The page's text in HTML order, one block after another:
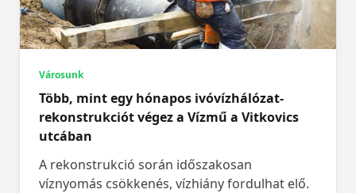
Városunk
Több, mint egy hónapos ivóvízhálózat-
rekonstrukciót végez a Vízmű a Vitkovics
utcában
A rekonstrukció során időszakosan
víznyomás csökkenés, vízhiány fordulhat elő.